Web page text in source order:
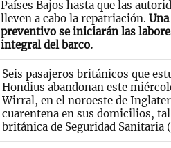
Países Bajos hasta que las
lleven a cabo la repatriación.
preventivo se iniciarán las
integral del barco.
Seis pasajeros británicos que
Hondius abandonan este
Wirral, en el noroeste de
cuarentena en sus domicilios,
británica de Seguridad Sanitaria